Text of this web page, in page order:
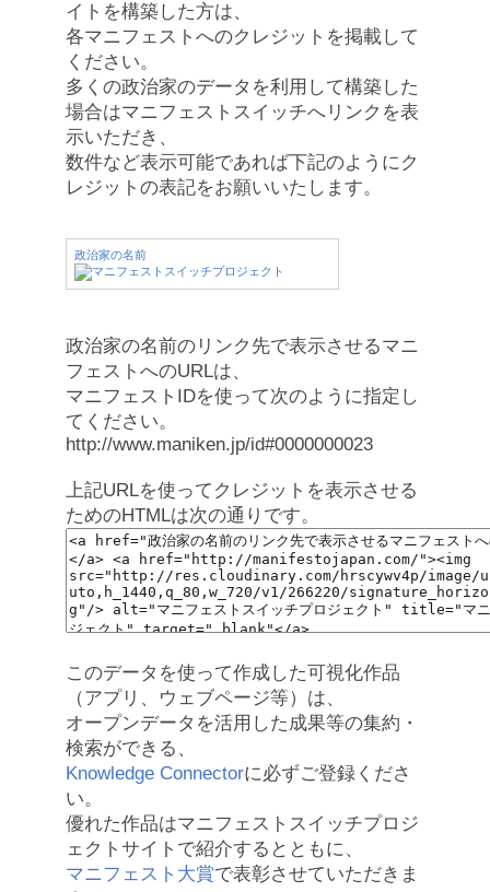
イトを構築した方は、
各マニフェストへのクレジットを掲載して
ください。
多くの政治家のデータを利用して構築した
場合はマニフェストスイッチへリンクを表
示いただき、
数件など表示可能であれば下記のようにク
レジットの表記をお願いいたします。
政治家の名前
政治家の名前のリンク先で表示させるマニ
フェストへのURLは、
マニフェストIDを使って次のように指定し
てください。
http://www.maniken.jp/id#0000000023
上記URLを使ってクレジットを表示させる
ためのHTMLは次の通りです。
このデータを使って作成した可視化作品
（アプリ、ウェブページ等）は、
オープンデータを活用した成果等の集約・
検索ができる、
Knowledge Connectorに必ずご登録くださ
い。
優れた作品はマニフェストスイッチプロジ
ェクトサイトで紹介するとともに、
マニフェスト大賞で表彰させていただきま